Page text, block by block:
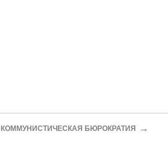
КОММУНИСТИЧЕСКАЯ БЮРОКРАТИЯ →